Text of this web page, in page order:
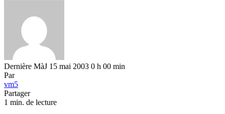
Dernière MàJ 15 mai 2003 0 h 00 min
Par
vm5
Partager
1 min. de lecture